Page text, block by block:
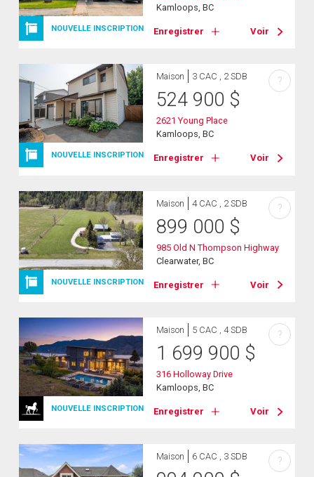
NOUVELLE INSCRIPTION
Kamloops, BC
Enregistrer Voir
NOUVELLE INSCRIPTION
Maison 3 CAC , 2 SDB
524 900 $
2621 Young Place
Kamloops, BC
Enregistrer Voir
?
NOUVELLE INSCRIPTION
Maison 4 CAC , 2 SDB
899 000 $
985 Old N Thompson Highway
Clearwater, BC
Enregistrer Voir
?
NOUVELLE INSCRIPTION
Maison 5 CAC , 4 SDB
1 699 900 $
316 Holloway Drive
Kamloops, BC
Enregistrer Voir
?
Maison 6 CAC , 3 SDB ?